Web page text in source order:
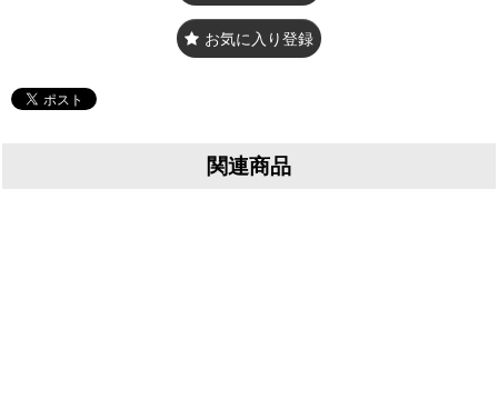
お気に入り登録
関連商品